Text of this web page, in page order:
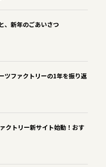
、新年のごあいさつ
ツファクトリーの1年を振り返
クトリー新サイト始動！おす